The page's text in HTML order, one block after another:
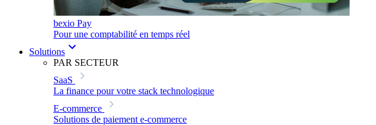
bexio Pay
Pour une comptabilité en temps réel
Solutions
PAR SECTEUR
SaaS
La finance pour votre stack technologique
E-commerce
Solutions de paiement e-commerce